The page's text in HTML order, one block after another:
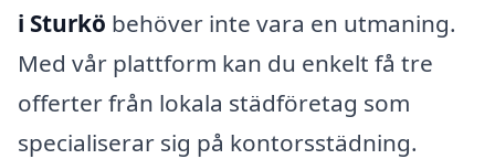
i Sturkö behöver inte vara en utmaning.
Med vår plattform kan du enkelt få tre
offerter från lokala städföretag som
specialiserar sig på kontorsstädning.